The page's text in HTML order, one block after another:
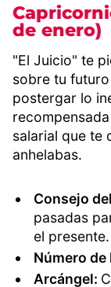
de enero)
"El Juicio" te
sobre tu
postergar lo
salarial que te
anhelabas.
Consejo
pasadas
el presente.
Número de
Arcángel: